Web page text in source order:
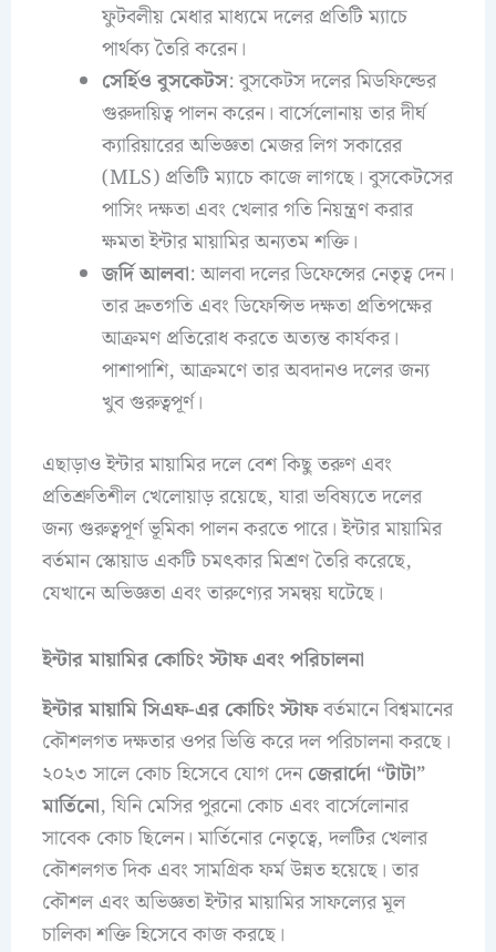
ফুটবলীয় মেধার মাধ্যমে দলের প্রতিটি ম্যাচে
পার্থক্য তৈরি করেন।
সের্হিও বুসকেটস: বুসকেটস দলের মিডফিল্ডের
গুরুদায়িত্ব পালন করেন। বার্সেলোনায় তার দীর্ঘ
ক্যারিয়ারের অভিজ্ঞতা মেজর লিগ সকারের
(MLS) প্রতিটি ম্যাচে কাজে লাগছে। বুসকেটসের
পাসিং দক্ষতা এবং খেলার গতি নিয়ন্ত্রণ করার
ক্ষমতা ইন্টার মায়ামির অন্যতম শক্তি।
জর্দি আলবা: আলবা দলের ডিফেন্সের নেতৃত্ব দেন।
তার দ্রুতগতি এবং ডিফেন্সিভ দক্ষতা প্রতিপক্ষের
আক্রমণ প্রতিরোধ করতে অত্যন্ত কার্যকর।
পাশাপাশি, আক্রমণে তার অবদানও দলের জন্য
খুব গুরুত্বপূর্ণ।
এছাড়াও ইন্টার মায়ামির দলে বেশ কিছু তরুণ এবং
প্রতিশ্রুতিশীল খেলোয়াড় রয়েছে, যারা ভবিষ্যতে দলের
জন্য গুরুত্বপূর্ণ ভূমিকা পালন করতে পারে। ইন্টার মায়ামির
বর্তমান স্কোয়াড একটি চমৎকার মিশ্রণ তৈরি করেছে,
যেখানে অভিজ্ঞতা এবং তারুণ্যের সমন্বয় ঘটেছে।
ইন্টার মায়ামির কোচিং স্টাফ এবং পরিচালনা
ইন্টার মায়ামি সিএফ-এর কোচিং স্টাফবর্তমানে বিশ্বমানের
কৌশলগত দক্ষতার ওপর ভিত্তি করে দল পরিচালনা করছে।
২০২৩ সালে কোচ হিসেবে যোগ দেনজেরার্দো “টাটা”
মার্তিনো, যিনি মেসির পুরনো কোচ এবং বার্সেলোনার
সাবেক কোচ ছিলেন। মার্তিনোর নেতৃত্বে, দলটির খেলার
কৌশলগত দিক এবং সামগ্রিক ফর্ম উন্নত হয়েছে। তার
কৌশল এবং অভিজ্ঞতা ইন্টার মায়ামির সাফল্যের মূল
চালিকা শক্তি হিসেবে কাজ করছে।